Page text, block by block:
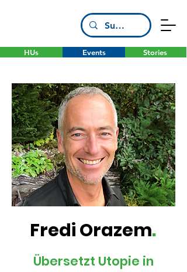
HUs Stories
Events
Fredi Orazem.
Übersetzt Utopie in